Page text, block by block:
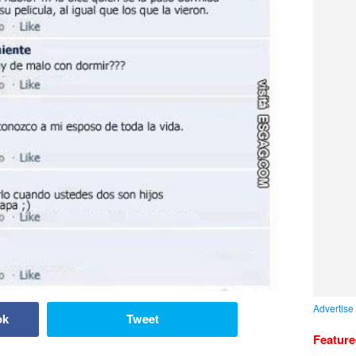
Tweet